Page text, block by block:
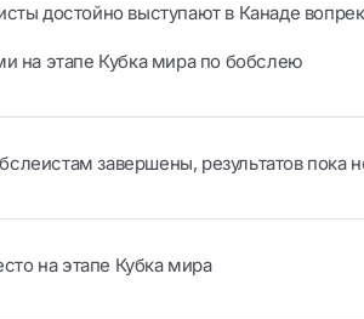
достойно выступают в Канаде
на этапе Кубка мира по бобслею
завершены, результатов пока
на этапе Кубка мира